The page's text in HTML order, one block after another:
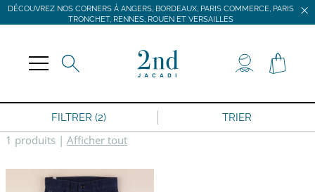
DÉCOUVREZ NOS CORNERS À ANGERS, BORDEAUX, PARIS COMMERCE, PARIS
TRONCHET, RENNES, ROUEN ET VERSAILLES
DÉCOUVREZ NOS CORNERS À ANGERS, BORDEAUX, PARIS COMMERCE, PARIS
TRONCHET, RENNES, ROUEN ET VERSAILLES
FILTRER (2) TRIER
1 produits | Afficher tout